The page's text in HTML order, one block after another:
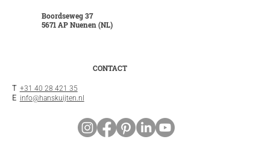
Boordseweg 37
5671 AP Nuenen (NL)
CONTACT
T +31 40 28 421 35
E info@hanskuijten.nl